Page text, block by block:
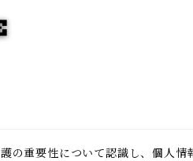
の重要性について認識し、個人